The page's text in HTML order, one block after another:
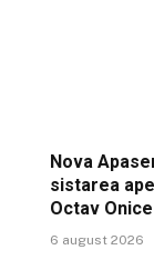
Nova
sistarea
Octav
6 august 2026